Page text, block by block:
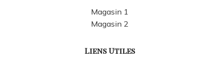
Magasin 1
Magasin 2
Liens Utiles